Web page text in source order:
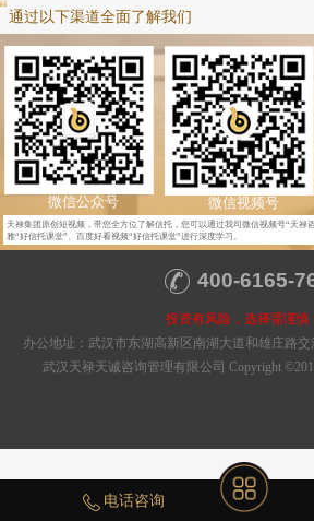
通过以下渠道全面了解我们
微信公众号 微信视频号
天禄集团原创短视频，带您全方位了解信托，您可以通过我司微信视频号“天禄
雅“好信托课堂”、百度好看视频“好信托课堂”进行深度学习。
400-6165-
投资有风险，选择需谨慎
办公地址：武汉市东湖高新区南湖大道和雄庄路
武汉天禄天诚咨询管理有限公司 Copyright
电话咨询